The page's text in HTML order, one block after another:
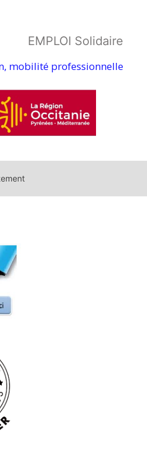
EMPLOI Solidaire
mobilité professionnelle